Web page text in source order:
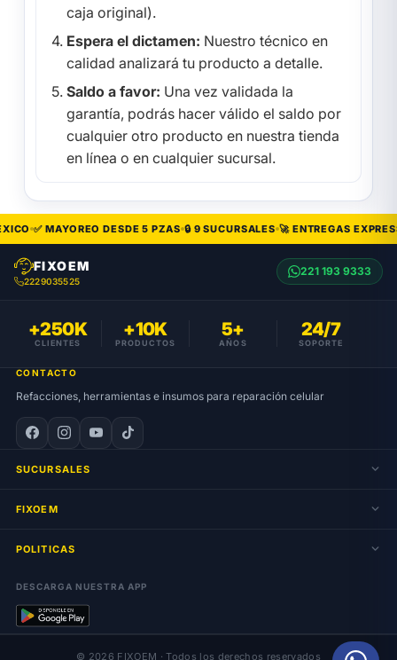
caja original).
Espera el dictamen: Nuestro técnico en
calidad analizará tu producto a detalle.
Saldo a favor: Una vez validada la
garantía, podrás hacer válido el saldo por
cualquier otro producto en nuestra tienda
en línea o en cualquier sucursal.
✅ MAYOREO DESDE 5 PZAS 🔒 9 SUCURSALES 🚀 ENTREGAS EXPRESS
FIXOEM
2229035525
221 193 9333
+250K
CLIENTES
+10K
PRODUCTOS
5+
AÑOS
24/7
SOPORTE
CONTACTO
Refacciones, herramientas e insumos para reparación celular
SUCURSALES
FIXOEM
POLITICAS
DESCARGA NUESTRA APP
© 2026 FIXOEM · Todos los derechos reservados